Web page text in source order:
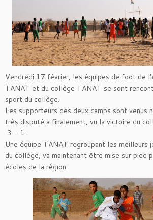
Vendredi 17 février, les équipes de foot de
TANAT et du collège TANAT se sont
sport du collège.
Les supporteurs des deux camps sont venus
très disputé a finalement, vu la victoire du
3 – 1.
Une équipe TANAT regroupant les meilleurs
du collège, va maintenant être mise sur pied
écoles de la région.